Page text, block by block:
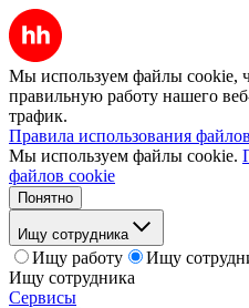
Мы используем файлы cookie,
правильную работу нашего
трафик.
Правила использования
Мы используем файлы cookie.
файлов cookie
Понятно
Ищу сотрудника
Ищу работу
Ищу
Ищу сотрудника
Сервисы